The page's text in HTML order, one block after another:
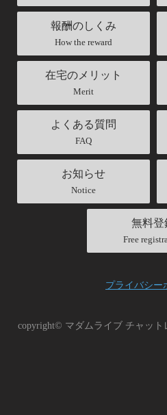
報酬のしくみ
How the reward
在宅のメリット
Merit
よくある質問
FAQ
お知らせ
Notice
無料登
Free
プライバシー
copyright© マダムライブ チャット